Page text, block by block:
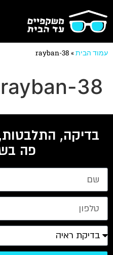
עמוד הבית»
rayban-38
rayban-38
בדיקה, התלבטות,
פה